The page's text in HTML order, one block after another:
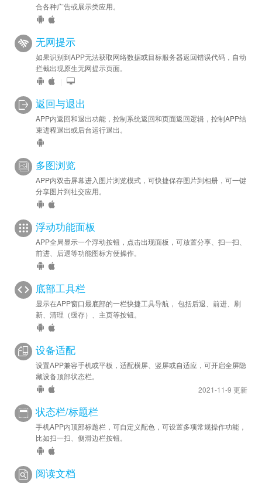
合各种广告或展示类应用。
无网提示
如果识别到APP无法获取网络数据或目标服务器返回错误代码，自动
拦截出现原生无网提示页面。
|
返回与退出
APP内返回和退出功能，控制系统返回和页面返回逻辑，控制APP结
束进程退出或后台运行退出。
多图浏览
APP内双击屏幕进入图片浏览模式，可快捷保存图片到相册，可一键
分享图片到社交应用。
浮动功能面板
APP全局显示一个浮动按钮，点击出现面板，可放置分享、扫一扫、
前进、后退等功能图标方便操作。
底部工具栏
显示在APP窗口最底部的一栏快捷工具导航， 包括后退、前进、刷
新、清理（缓存）、主页等按钮。
设备适配
设置APP兼容手机或平板，适配横屏、竖屏或自适应，可开启全屏隐
藏设备顶部状态栏。
2021-11-9 更新
状态栏/标题栏
手机APP内顶部标题栏，可自定义配色，可设置多项常规操作功能，
比如扫一扫、侧滑边栏按钮。
阅读文档